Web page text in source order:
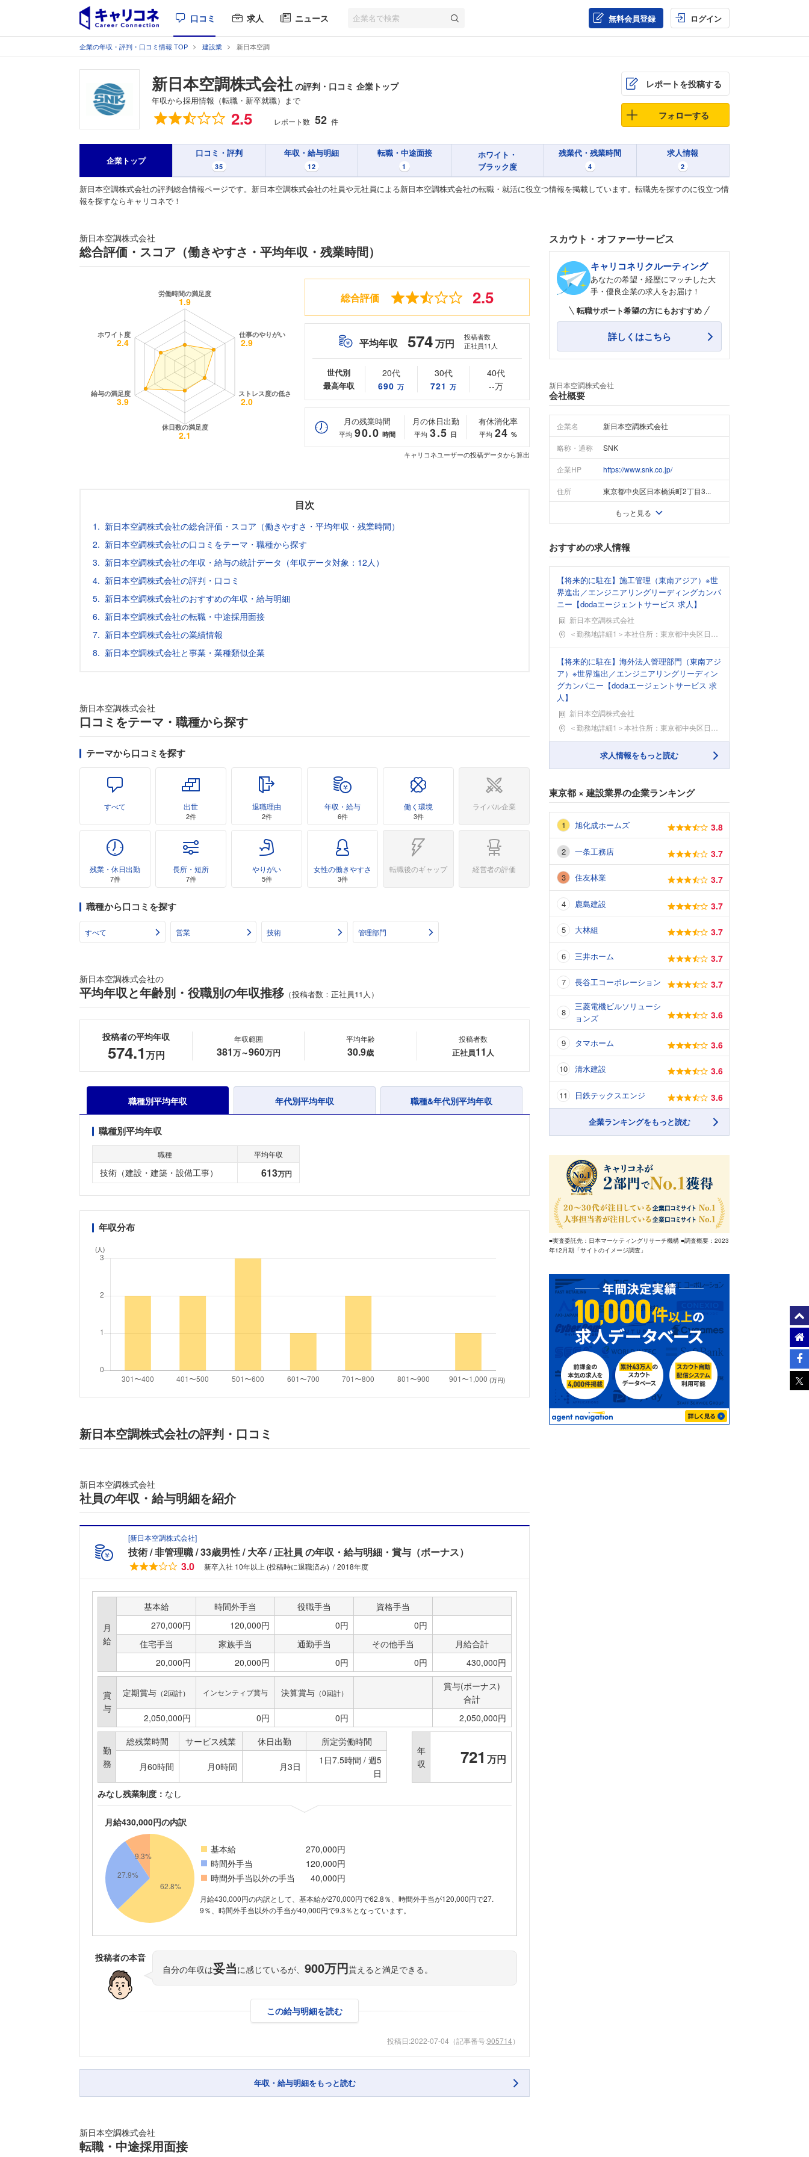
口コミ 求人 ニュース 無料会員登録 ログイン
企業の年収・評判・口コミ情報 TOP 建設業 新日本空調
新日本空調株式会社 の評判・口コミ 企業トップ
年収から採用情報（転職・新卒就職）まで
総合評価 2.5 レポート数 52 件
レポートを投稿する
フォローする
企業トップ
口コミ・評判
35
年収・給与明細
12
転職・中途面接
1
ホワイト・
ブラック度
残業代・残業時間
4
求人情報
2
新日本空調株式会社の評判総合情報ページです。新日本空調株式会社の社員や元社員による新日本空調株式会社の転職・就活に役立つ情報を掲載しています。転職先を探すのに役立つ情
報を探すならキャリコネで！
フォローしました
新日本空調株式会社
総合評価・スコア（働きやすさ・平均年収・残業時間）
総合評価 2.5
平均年収 574万円
投稿者数
正社員11人
世代別
最高年収
20代
690 万
30代
721 万
40代
--万
月の残業時間
平均 90.0 時間
月の休日出勤
平均 3.5 日
有休消化率
平均 24 %
キャリコネユーザーの投稿データから算出
目次
新日本空調株式会社の総合評価・スコア（働きやすさ・平均年収・残業時間）
新日本空調株式会社の口コミをテーマ・職種から探す
新日本空調株式会社の年収・給与の統計データ（年収データ対象：12人）
新日本空調株式会社の評判・口コミ
新日本空調株式会社のおすすめの年収・給与明細
新日本空調株式会社の転職・中途採用面接
新日本空調株式会社の業績情報
新日本空調株式会社と事業・業種類似企業
新日本空調株式会社
口コミをテーマ・職種から探す
テーマから口コミを探す
すべて 出世
2件
退職理由
2件
年収・給与
6件
働く環境
3件
ライバル企業
残業・休日出勤
7件
長所・短所
7件
やりがい
5件
女性の働きやすさ
3件
転職後のギャップ 経営者の評価
職種から口コミを探す
すべて 営業 技術 管理部門
新日本空調株式会社の
平均年収と年齢別・役職別の年収推移 （投稿者数：正社員11人）
投稿者の平均年収
574.1万円
年収範囲
381万～960万円
平均年齢
30.9歳
投稿者数
正社員11 人
職種別平均年収 年代別平均年収 職種&年代別平均年収
職種別平均年収
職種 平均年収
技術（建設・建築・設備工事） 613万円
年収分布
(人)
(万円)
新日本空調株式会社の評判・口コミ
新日本空調株式会社
社員の年収・給与明細を紹介
[新日本空調株式会社]
技術 非管理職 33歳男性 大卒 正社員 の年収・給与明細・賞与（ボーナス）
3.0
新卒入社 10年以上 (投稿時に退職済み) 2018年度
月
給
基本給 時間外手当 役職手当
資格手当
270,000円
120,000円 0円
0円
住宅手当
家族手当 通勤手当 その他手当
月給合計
20,000円
20,000円 0円 0円 430,000円
賞
与
定期賞与 （2回計） インセンティブ賞与 決算賞与（0回計）
賞与(ボーナス)
合計
2,050,000円
0円 0円 2,050,000円
勤
務
総残業時間 サービス残業 休日出勤 所定労働時間
月60時間 月0時間 月3日
1日7.5時間 / 週5
日
年
収
721 万円
みなし残業制度： なし
月給430,000円の内訳
基本給
270,000円
時間外手当
120,000円
時間外手当以外の手当
40,000円
月給430,000円の内訳として、基本給が270,000円で62.8％、時間外手当が120,000円で27.
9％、時間外手当以外の手当が40,000円で9.3％となっています。
投稿者の本音
自分の年収は妥当に感じているが、 900万円貰えると満足できる。
この給与明細を読む
投稿日:2022-07-04 （記事番号:905714）
年収・給与明細をもっと読む
新日本空調株式会社
転職・中途採用面接
スカウト・オファーサービス
キャリコネリクルーティング
あなたの希望・経歴にマッチした大
手・優良企業の求人をお届け！
転職サポート希望の方にもおすすめ
詳しくはこちら
新日本空調株式会社
会社概要
企業名 新日本空調株式会社
略称・通称 SNK
企業HP https://www.snk.co.jp/
住所 東京都中央区日本橋浜町2丁目3...
もっと見る
おすすめの求人情報
【将来的に駐在】施工管理（東南アジア）※世
界進出／エンジニアリングリーディングカンパ
ニー【dodaエージェントサービス 求人】
新日本空調株式会社
勤務地＜勤務地詳細1＞本社住所：東京都中央区日本橋浜町2
【将来的に駐在】海外法人管理部門（東南アジ
ア）※世界進出／エンジニアリングリーディン
グカンパニー【dodaエージェントサービス 求
人】
新日本空調株式会社
勤務地＜勤務地詳細1＞本社住所：東京都中央区日本橋浜町2
求人情報をもっと読む
東京都 × 建設業界の企業ランキング
旭化成ホームズ 3.8
一条工務店 3.7
住友林業 3.7
鹿島建設 3.7
大林組 3.7
三井ホーム 3.7
長谷工コーポレーション 3.7
三菱電機ビルソリューシ
ョンズ
3.6
タマホーム 3.6
清水建設 3.6
日鉄テックスエンジ 3.6
企業ランキングをもっと読む
■実査委託先：日本マーケティングリサーチ機構 ■調査概要：2023
年12月期「サイトのイメージ調査」